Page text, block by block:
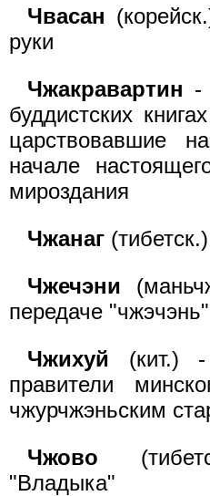
Чвасан
руки
Чжакравартин -
буддистских
царствовавшие
начале
мироздания
Чжанаг
Чжечэни
передаче "чжэчэнь"
Чжихуй (кит.) -
правители
чжурчжэньским
Чжово
"Владыка"